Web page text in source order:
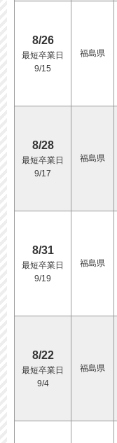
8/26
最短卒業日
9/15
福島県
8/28
最短卒業日
9/17
福島県
8/31
最短卒業日
9/19
福島県
8/22
最短卒業日
9/4
福島県